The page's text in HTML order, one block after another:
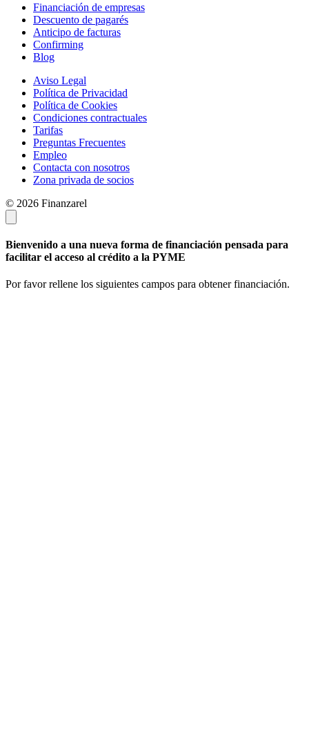
Financiación de empresas
Descuento de pagarés
Anticipo de facturas
Confirming
Blog
Aviso Legal
Política de Privacidad
Política de Cookies
Condiciones contractuales
Tarifas
Preguntas Frecuentes
Empleo
Contacta con nosotros
Zona privada de socios
© 2026 Finanzarel
Bienvenido a una nueva forma de financiación pensada para
facilitar el acceso al crédito a la PYME
Por favor rellene los siguientes campos para obtener financiación.